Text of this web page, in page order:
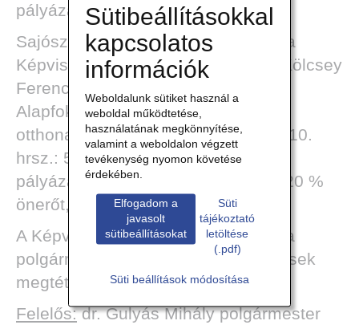
pályázathoz önerő biztosítása
Sajószöged Község Önkormányzata
Képviselő-testülete a Sajószögedi Kölcsey
Ferenc Körzeti Általános Iskola és
Alapfokú Művészeti Iskola napközi
otthona (Sajószöged, Széchenyi út 10.
hrsz.: 57/2) felújítására benyújtott
pályázathoz költségvetése terhére 20 %
önerőt, 4 716 582 Ft-ot biztosít.
A Képviselő-testület felhatalmazza a
polgármestert szükséges intézkedések
megtételére.
Felelős:dr. Gulyás Mihály polgármester
Sütibeállításokkal
kapcsolatos
információk
Weboldalunk sütiket használ a
weboldal működtetése,
használatának megkönnyítése,
valamint a weboldalon végzett
tevékenység nyomon követése
érdekében.
Elfogadom a
javasolt
sütibeállításokat
Süti
tájékoztató
letöltése
(.pdf)
Süti beállítások módosítása